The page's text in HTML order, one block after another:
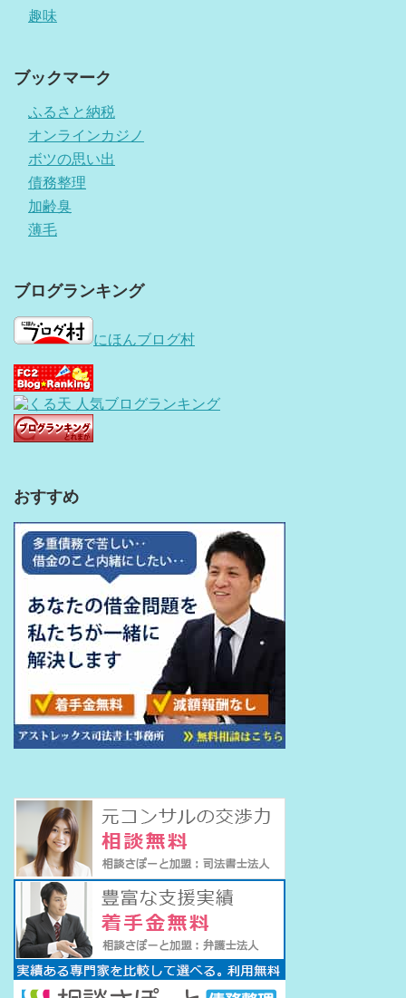
趣味
ブックマーク
ふるさと納税
オンラインカジノ
ボツの思い出
債務整理
加齢臭
薄毛
ブログランキング
にほんブログ村
おすすめ